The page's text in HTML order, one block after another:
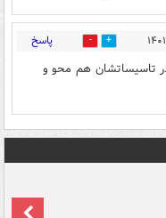
0 پاسخ
تاسیساتشان هم محو و